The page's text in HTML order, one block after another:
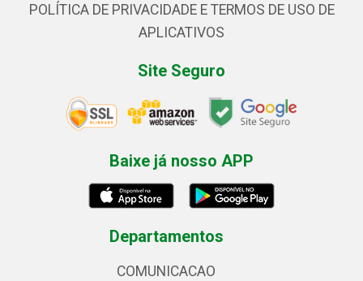
POLÍTICA DE PRIVACIDADE E TERMOS DE USO DE
APLICATIVOS
Site Seguro
Baixe já nosso APP
Departamentos
COMUNICACAO